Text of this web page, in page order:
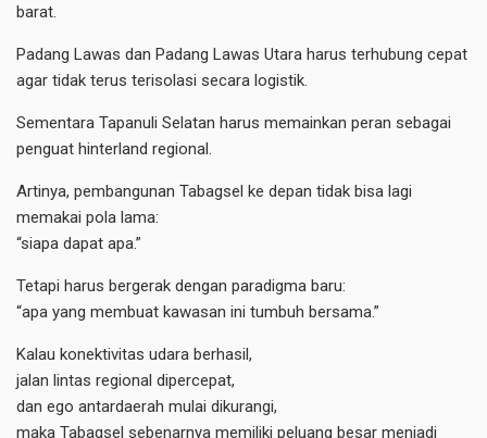
barat.
Padang Lawas dan Padang Lawas Utara harus terhubung cepat
agar tidak terus terisolasi secara logistik.
Sementara Tapanuli Selatan harus memainkan peran sebagai
penguat hinterland regional.
Artinya, pembangunan Tabagsel ke depan tidak bisa lagi
memakai pola lama:
“siapa dapat apa.”
Tetapi harus bergerak dengan paradigma baru:
“apa yang membuat kawasan ini tumbuh bersama.”
Kalau konektivitas udara berhasil,
jalan lintas regional dipercepat,
dan ego antardaerah mulai dikurangi,
maka Tabagsel sebenarnya memiliki peluang besar menjadi